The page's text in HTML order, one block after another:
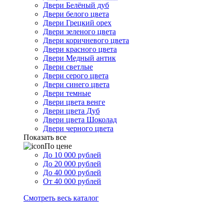
Двери Белёный дуб
Двери белого цвета
Двери Грецкий орех
Двери зеленого цвета
Двери коричневого цвета
Двери красного цвета
Двери Медный антик
Двери светлые
Двери серого цвета
Двери синего цвета
Двери темные
Двери цвета венге
Двери цвета Дуб
Двери цвета Шоколад
Двери черного цвета
Показать все
По цене
До 10 000 рублей
До 20 000 рублей
До 40 000 рублей
От 40 000 рублей
Смотреть весь каталог